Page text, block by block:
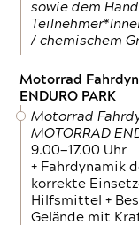
sowie dem
/ chemischem
Motorrad
ENDURO PARK
Motorrad
MOTORRAD
9.00—17.00 Uhr
+ Fahrdynamik
korrekte
Hilfsmittel +
Gelände mit